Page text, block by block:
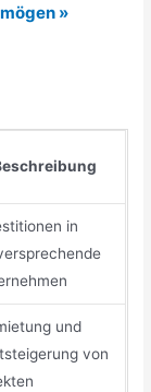
»
in
und
von